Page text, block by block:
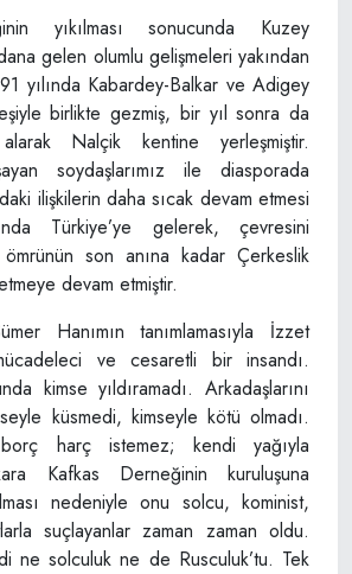
yıkılması sonucunda Kuzey
gelen olumlu gelişmeleri yakından
yılında Kabardey-Balkar ve Adigey
birlikte gezmiş, bir yıl sonra da
Nalçik kentine yerleşmiştir.
soydaşlarımız ile diasporada
ilişkilerin daha sıcak devam etmesi
Türkiye’ye gelerek, çevresini
son anına kadar Çerkeslik
devam etmiştir.
Hanımın tanımlamasıyla İzzet
ve cesaretli bir insandı.
kimse yıldıramadı. Arkadaşlarını
küsmedi, kimseyle kötü olmadı.
harç istemez; kendi yağıyla
Kafkas Derneğinin kuruluşuna
nedeniyle onu solcu, kominist,
suçlayanlar zaman zaman oldu.
ne solculuk ne de Rusculuk’tu. Tek